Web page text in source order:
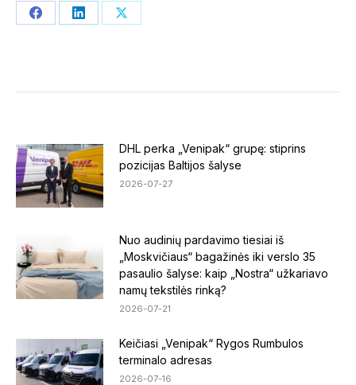
Share Share Share
DHL perka „Venipak“ grupę: stiprins
pozicijas Baltijos šalyse
2026-07-27
Nuo audinių pardavimo tiesiai iš
„Moskvičiaus“ bagažinės iki verslo 35
pasaulio šalyse: kaip „Nostra“ užkariavo
namų tekstilės rinką?
2026-07-21
Keičiasi „Venipak“ Rygos Rumbulos
terminalo adresas
2026-07-16